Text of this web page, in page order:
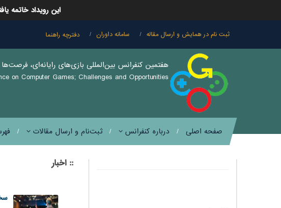
این رویداد خاتمه
ثبت نام در همایش و ارسال مقاله سامانه داوران دفترچه راهنما
هفتمین كنفرانس بين‌المللی بازی‌های رايانه‌ای،
on Computer Games; Challenges and Opportunities
صفحه اصلی درباره کنفرانس ثبت‌نام و ارسال مقالات
:: اخبار